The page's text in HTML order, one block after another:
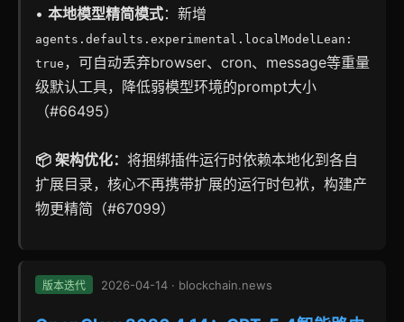
• 本地模型精简模式：新增
agents.defaults.experimental.localModelLean:
true ，可自动丢弃browser、cron、message等重量
级默认工具，降低弱模型环境的prompt大小
（#66495）
📦 架构优化： 将捆绑插件运行时依赖本地化到各自
扩展目录，核心不再携带扩展的运行时包袱，构建产
物更精简（#67099）
版本迭代 2026-04-14 · blockchain.news